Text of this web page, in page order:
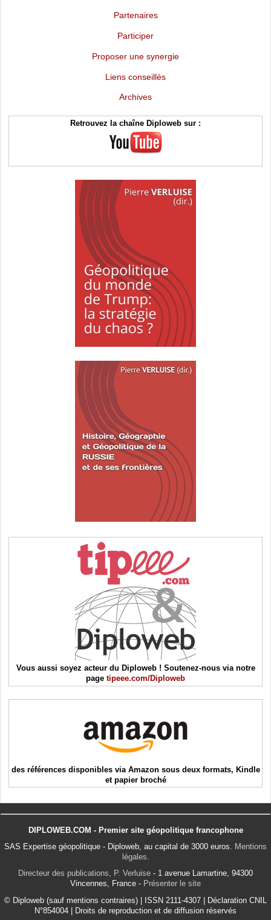
Partenaires
Participer
Proposer une synergie
Liens conseillés
Archives
Retrouvez la chaîne Diploweb sur :
Vous aussi soyez acteur du Diploweb ! Soutenez-nous via notre
page tipeee.com/Diploweb
des références disponibles via Amazon sous deux formats, Kindle
et papier broché
DIPLOWEB.COM - Premier site géopolitique francophone
SAS Expertise géopolitique - Diploweb, au capital de 3000 euros. Mentions
légales.
Directeur des publications, P. Verluise - 1 avenue Lamartine, 94300
Vincennes, France - Présenter le site
© Diploweb (sauf mentions contraires) | ISSN 2111-4307 | Déclaration CNIL
N°854004 | Droits de reproduction et de diffusion réservés